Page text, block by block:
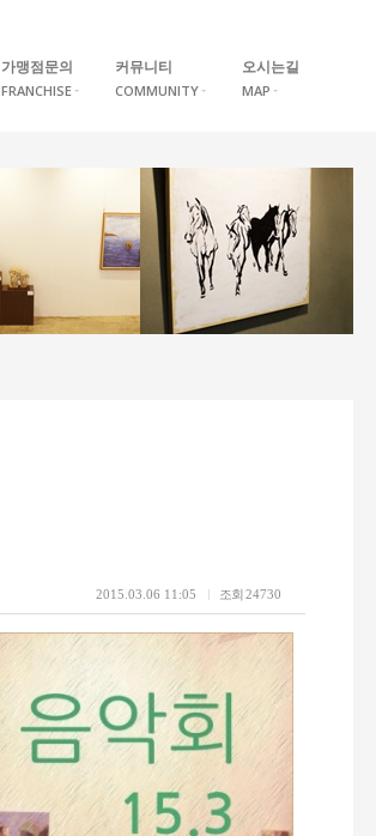
가맹점문의
FRANCHISE
커뮤니티
COMMUNITY
오시는길
MAP
조회24730
2015.03.06 11:05